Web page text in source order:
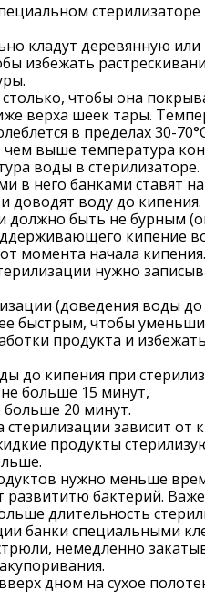
стерилизаторе
кладут деревянную или
избежать
чтобы она
верха шеек тары.
в пределах 30-
выше температура
воды в стерилизаторе.
в него банками ставят
воду до кипения.
должно быть не бурным
кипение
момента начала кипения.
нужно
(доведения воды
быстрым, чтобы
продукта и избежать
до кипения при
больше 15 минут,
больше 20 минут.
зависит от
продукты
нужно меньше
развититю бактерий.
длительность
банки специальными
немедленно
дном на сухое